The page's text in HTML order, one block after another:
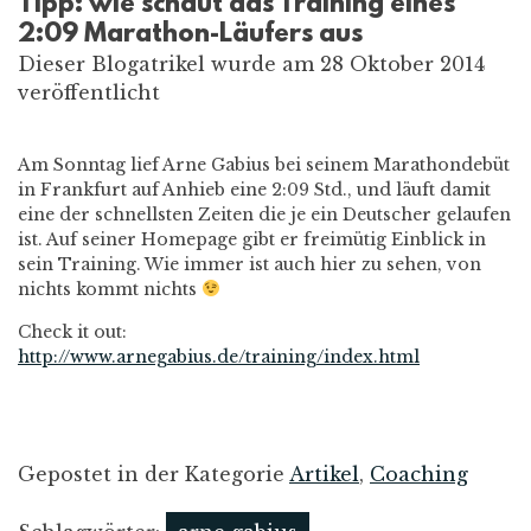
2:09 Marathon-Läufers aus
Dieser Blogatrikel wurde am 28 Oktober 2014
veröffentlicht
Am Sonntag lief Arne Gabius bei seinem Marathondebüt
in Frankfurt auf Anhieb eine 2:09 Std., und läuft damit
eine der schnellsten Zeiten die je ein Deutscher gelaufen
ist. Auf seiner Homepage gibt er freimütig Einblick in
sein Training. Wie immer ist auch hier zu sehen, von
nichts kommt nichts
Check it out:
http://www.arnegabius.de/training/index.html
Gepostet in der Kategorie Artikel, Coaching